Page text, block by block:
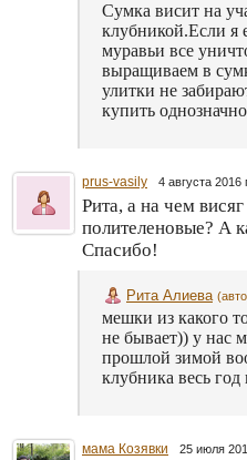
Сумка висит на
клубникой.Если я
муравьи все
выращиваем в
улитки не
купить
prus-vasily 4 августа 2016
Рита, а на чем
полителеновые? А
Спасибо!
Рита Алиева
мешки из какого
не бывает)) у нас
прошлой зимой
клубника весь год
мама Козявки 25 июля